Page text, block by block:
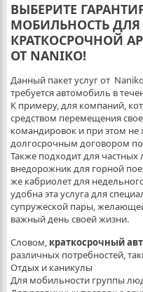
ВЫБЕРИТЕ
МОБИЛЬНОСТЬ
КРАТКОСРОЧНОЙ
ОТ NANIKO!
Данный пакет услуг от
требуется автомобиль в
К примеру, для компаний,
средством перемещения
командировок и при этом не
долгосрочным договором
Также подходит для
внедорожник для горной
же кабриолет для
удобна эта услуга для
супружеской пары,
важный день своей жизни.
Словом, краткосрочный
различных потребностей,
Отдых и каникулы
Для мобильности группы